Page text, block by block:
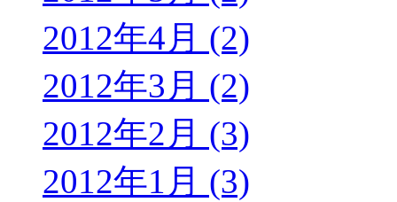
2012年4月 (2)
2012年3月 (2)
2012年2月 (3)
2012年1月 (3)